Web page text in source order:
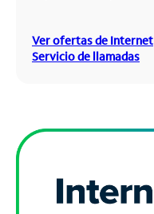
Ver ofertas de Internet
Servicio de llamadas